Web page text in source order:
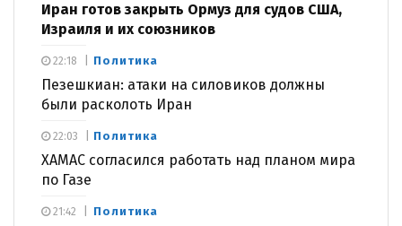
Иран готов закрыть Ормуз для судов США,
Израиля и их союзников
Политика
Пезешкиан: атаки на силовиков должны
были расколоть Иран
22:18
Политика
ХАМАС согласился работать над планом мира
по Газе
22:03
Политика
21:42